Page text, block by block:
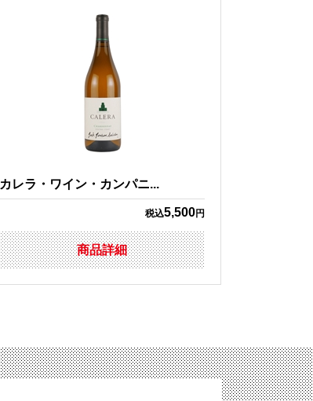
カレラ・ワイン・カンパニ...
税込5,500円
商品詳細